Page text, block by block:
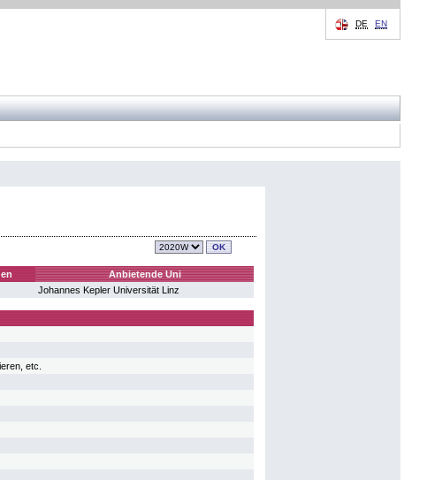
DE EN
Anbietende Uni
Johannes Kepler Universität Linz
etc.